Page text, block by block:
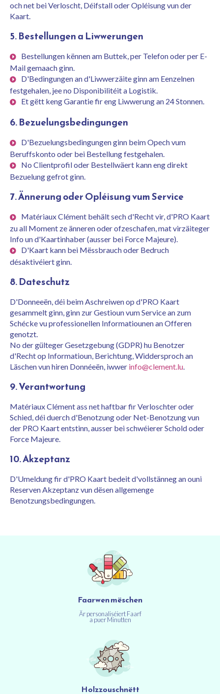
och net bei Verloscht, Déifstall oder Opléisung vun der
Kaart.
5. Bestellungen a Liwwerungen
Bestellungen kënnen am Buttek, per Telefon oder per E-
Mail gemaach ginn.
D'Bedingungen an d'Liwwerzäite ginn am Eenzelnen
festgehalen, jee no Disponibilitéit a Logistik.
Et gëtt keng Garantie fir eng Liwwerung an 24 Stonnen.
6. Bezuelungsbedingungen
D'Bezuelungsbedingungen ginn beim Opech vum
Beruffskonto oder bei Bestellung festgehalen.
No Clientprofil oder Bestellwäert kann eng direkt
Bezuelung gefrot ginn.
7. Ännerung oder Opléisung vum Service
Matériaux Clément behält sech d'Recht vir, d'PRO Kaart
zu all Moment ze änneren oder ofzeschafen, mat virzäiteger
Info un d'Kaartinhaber (ausser bei Force Majeure).
D'Kaart kann bei Mëssbrauch oder Bedruch
désaktivéiert ginn.
8. Dateschutz
D'Donneeën, déi beim Aschreiwen op d'PRO Kaart
gesammelt ginn, ginn zur Gestioun vum Service an zum
Schécke vu professionellen Informatiounen an Offeren
genotzt.
No der gülteger Gesetzgebung (GDPR) hu Benotzer
d'Recht op Informatioun, Berichtung, Widdersproch an
Läschen vun hiren Donnéeën, iwwer info@clement.lu.
9. Verantwortung
Matériaux Clément ass net haftbar fir Verloschter oder
Schied, déi duerch d'Benotzung oder Net-Benotzung vun
der PRO Kaart entstinn, ausser bei schwéierer Schold oder
Force Majeure.
10. Akzeptanz
D'Umeldung fir d'PRO Kaart bedeit d'vollstänneg an ouni
Reserven Akzeptanz vun dësen allgemenge
Benotzungsbedingungen.
Faarwen mëschen
Är personaliséiert Faarf
a puer Minutten
Holzzouschnëtt